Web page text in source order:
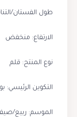
طول الفستان/
الارتفاع: منخفض
نوع المنتج: قلم
التكوين الرئيسي:
الموسم: ربيع/